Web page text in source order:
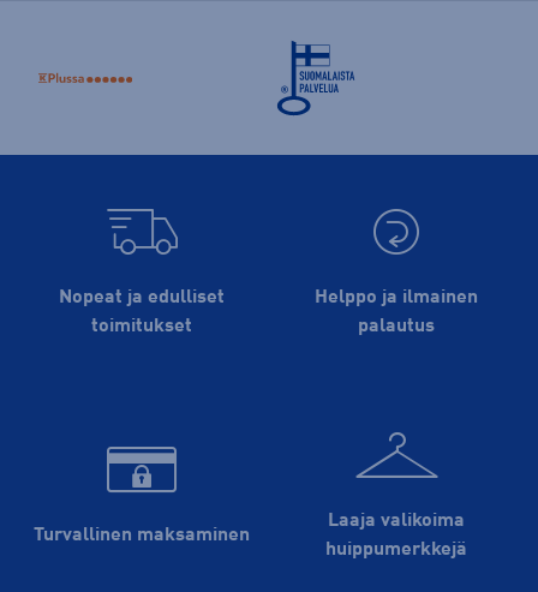
Nopeat ja edulliset
toimitukset
Helppo ja ilmainen
palautus
Turvallinen maksaminen
Laaja valikoima
huippu­merkkejä